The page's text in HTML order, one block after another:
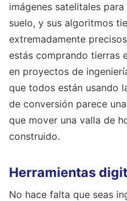
imágenes satelitales
suelo, y sus algoritmos
extremadamente
estás comprando tierras
en proyectos de
que todos están usando
de conversión parece
que mover una valla de
construido.
Herramientas
No hace falta que seas